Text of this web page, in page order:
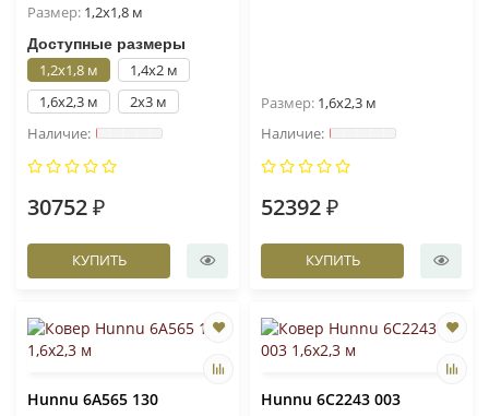
Размер: 1,2x1,8 м
Доступные размеры
1,2x1,8 м
1,4x2 м
1,6x2,3 м
2x3 м
30752 ₽
КУПИТЬ
Размер: 1,6x2,3 м
52392 ₽
КУПИТЬ
Hunnu 6A565 130 Hunnu 6C2243 003